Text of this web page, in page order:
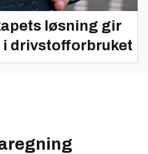
løsning gir
drivstofforbruket